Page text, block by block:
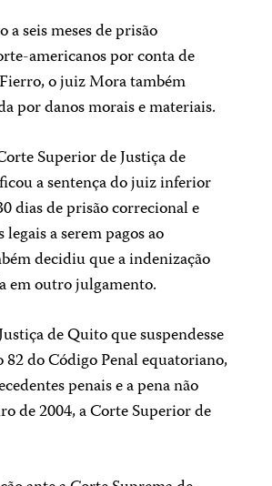
seis meses de prisão
americanos por conta de
o juiz Mora também
por danos morais e materiais.
Superior de Justiça de
a sentença do juiz inferior
dias de prisão correcional e
a serem pagos ao
decidiu que a indenização
em outro julgamento.
de Quito que suspendesse
do Código Penal equatoriano,
penais e a pena não
de 2004, a Corte Superior de